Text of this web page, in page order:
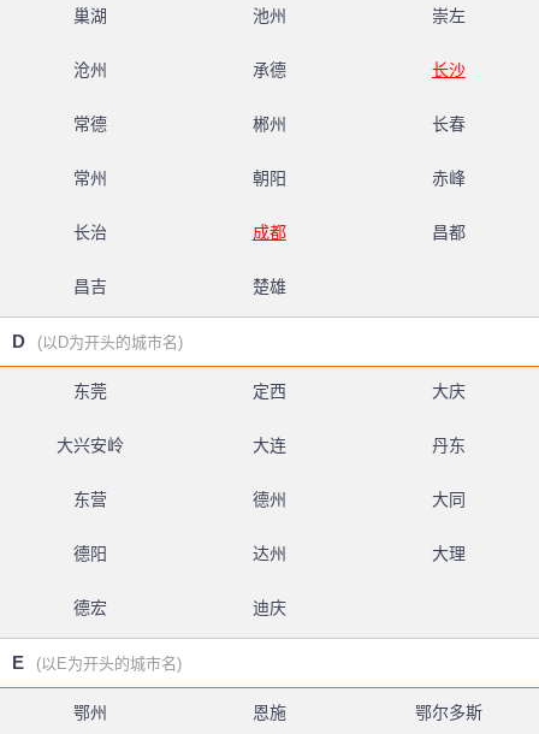
巢湖 池州 崇左
沧州 承德 长沙
常德 郴州 长春
常州 朝阳 赤峰
长治 成都 昌都
昌吉 楚雄
D (以D为开头的城市名)
东莞 定西 大庆
大兴安岭 大连 丹东
东营 德州 大同
德阳 达州 大理
德宏 迪庆
E (以E为开头的城市名)
鄂州 恩施 鄂尔多斯